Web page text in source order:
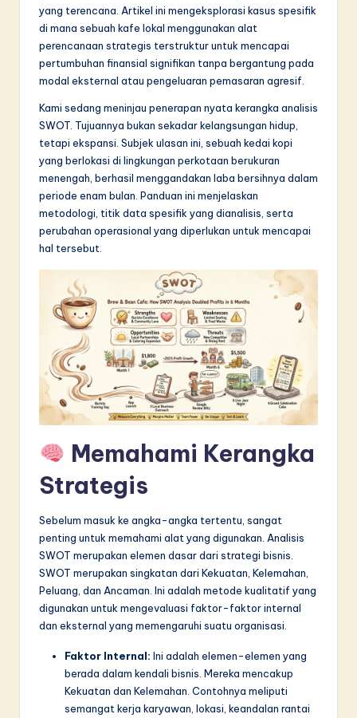
in
&
S
o
ti
o
yang terencana. Artikel ini mengeksplorasi kasus spesifik
di mana sebuah kafe lokal menggunakan alat
perencanaan strategis terstruktur untuk mencapai
pertumbuhan finansial signifikan tanpa bergantung pada
modal eksternal atau pengeluaran pemasaran agresif.
Kami sedang meninjau penerapan nyata kerangka analisis
SWOT. Tujuannya bukan sekadar kelangsungan hidup,
tetapi ekspansi. Subjek ulasan ini, sebuah kedai kopi
yang berlokasi di lingkungan perkotaan berukuran
menengah, berhasil menggandakan laba bersihnya dalam
periode enam bulan. Panduan ini menjelaskan
metodologi, titik data spesifik yang dianalisis, serta
perubahan operasional yang diperlukan untuk mencapai
hal tersebut.
Memahami Kerangka
Strategis
Sebelum masuk ke angka-angka tertentu, sangat
penting untuk memahami alat yang digunakan. Analisis
SWOT merupakan elemen dasar dari strategi bisnis.
SWOT merupakan singkatan dari Kekuatan, Kelemahan,
Peluang, dan Ancaman. Ini adalah metode kualitatif yang
digunakan untuk mengevaluasi faktor-faktor internal
dan eksternal yang memengaruhi suatu organisasi.
Faktor Internal: Ini adalah elemen-elemen yang
berada dalam kendali bisnis. Mereka mencakup
Kekuatan dan Kelemahan. Contohnya meliputi
semangat kerja karyawan, lokasi, keandalan rantai